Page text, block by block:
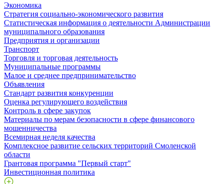
Экономика
Стратегия социально-экономического развития
Статистическая информация о деятельности Администрации
муниципального образования
Предприятия и организации
Транспорт
Торговля и торговая деятельность
Муниципальные программы
Малое и среднее предпринимательство
Объявления
Стандарт развития конкуренции
Оценка регулирующего воздействия
Контроль в сфере закупок
Материалы по мерам безопасности в сфере финансового
мошенничества
Всемирная неделя качества
Комплексное развитие сельских территорий Смоленской
области
Грантовая программа "Первый старт"
Инвестиционная политика